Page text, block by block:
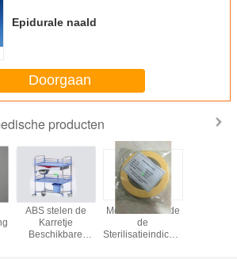
Epidurale naald
Doorgaan
producten
ABS stelen de
Karretje
Beschikbare
Medische van de
de
Sterilisatieindicator